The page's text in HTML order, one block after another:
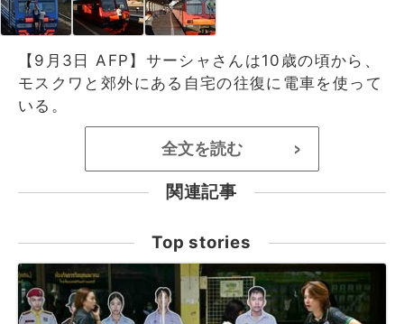
【9月3日 AFP】サーシャさんは10歳の頃から、
モスクワと郊外にある自宅の往復に電車を使って
いる。
全文を読む >
関連記事
Top stories